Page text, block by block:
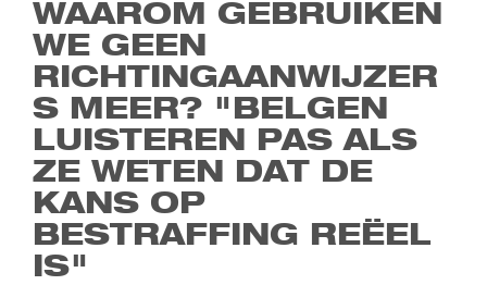
WAAROM GEBRUIKEN
WE GEEN
RICHTINGAANWIJZER
S MEER? "BELGEN
LUISTEREN PAS ALS
ZE WETEN DAT DE
KANS OP
BESTRAFFING REËEL
IS"